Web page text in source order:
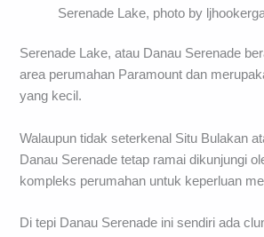
Serenade Lake, photo by
Serenade Lake, atau Danau Serenade
area perumahan Paramount dan
yang kecil.
Walaupun tidak seterkenal Situ Bulakan
Danau Serenade tetap ramai dikunjungi
kompleks perumahan untuk keperluan
Di tepi Danau Serenade ini sendiri ada